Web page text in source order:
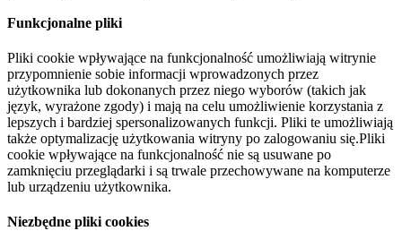
Funkcjonalne pliki
Pliki cookie wpływające na funkcjonalność umożliwiają witrynie
przypomnienie sobie informacji wprowadzonych przez
użytkownika lub dokonanych przez niego wyborów (takich jak
język, wyrażone zgody) i mają na celu umożliwienie korzystania z
lepszych i bardziej spersonalizowanych funkcji. Pliki te umożliwiają
także optymalizację użytkowania witryny po zalogowaniu się.Pliki
cookie wpływające na funkcjonalność nie są usuwane po
zamknięciu przeglądarki i są trwale przechowywane na komputerze
lub urządzeniu użytkownika.
Niezbędne pliki cookies